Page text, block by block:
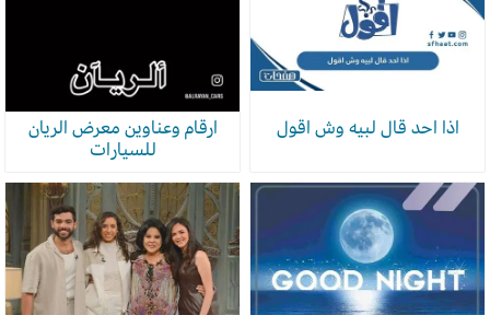
اذا احد قال لبيه وش اقول
ارقام وعناوين معرض الريان
للسيارات